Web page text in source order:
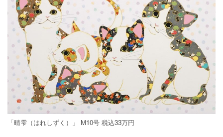
「晴雫（はれしずく）」 M10号 税込33万円